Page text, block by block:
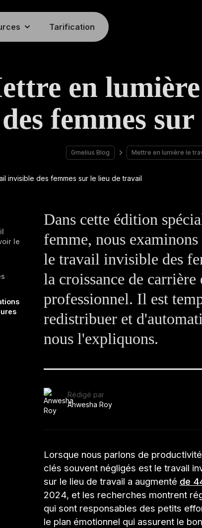
Tarification
en
des femmes
Gmelius Blog Mettre en lumière le
le
Dans cette édition
femme, nous
le travail invisible des
la croissance de
professionnel. Il est
redistribuer et
nous l'expliquons.
Rédigé par
Anwesha Roy
Lorsque nous parlons de
clés souvent négligés est le travail
sur le lieu de travail a augmenté de
2024, et les recherches montrent
qui sont responsables des petits
le plan émotionnel qui assurent le